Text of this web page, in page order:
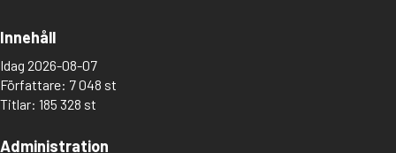
Innehåll
Idag 2026-08-07
Författare: 7 048 st
Titlar: 185 328 st
Administration